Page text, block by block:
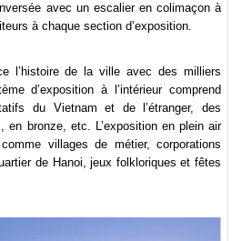
avec un escalier en colimaçon à
à chaque section d’exposition.
l’histoire de la ville avec des milliers
d’exposition à l’intérieur comprend
du Vietnam et de l’étranger, des
en bronze, etc. L’exposition en plein air
villages de métier, corporations
de Hanoi, jeux folkloriques et fêtes